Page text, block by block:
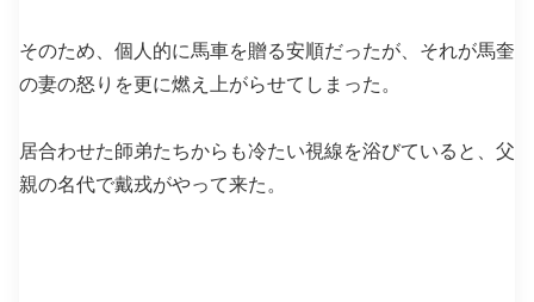
そのため、個人的に馬車を贈る安順だったが、それが馬奎
の妻の怒りを更に燃え上がらせてしまった。
居合わせた師弟たちからも冷たい視線を浴びていると、父
親の名代で戴戎がやって来た。